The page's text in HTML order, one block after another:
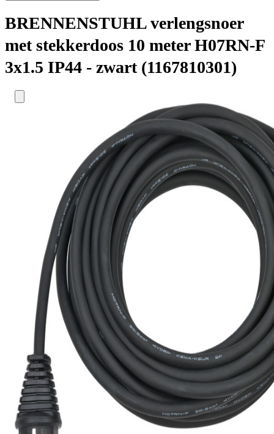
BRENNENSTUHL verlengsnoer
met stekkerdoos 10 meter H07RN-F
3x1.5 IP44 - zwart (1167810301)